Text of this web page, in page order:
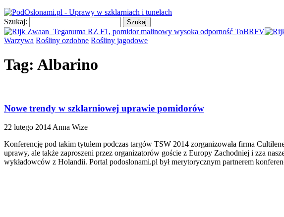
Szukaj:
Warzywa Rośliny ozdobne Rośliny jagodowe
Tag: Albarino
Nowe trendy w szklarniowej uprawie pomidorów
22 lutego 2014 Anna Wize
Konferencję pod takim tytułem podczas targów TSW 2014 zorganizowała firma
uprawy, ale także zaproszeni przez organizatorów goście z Europy Zachodniej i zza
wykładowców z Holandii. Portal podoslonami.pl był merytorycznym partnerem